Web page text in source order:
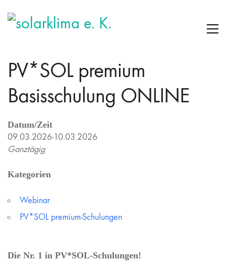
PV*SOL premium
Basisschulung ONLINE
Datum/Zeit
09.03.2026-10.03.2026
Ganztägig
Kategorien
Webinar
PV*SOL premium-Schulungen
Die Nr. 1 in PV*SOL-Schulungen!